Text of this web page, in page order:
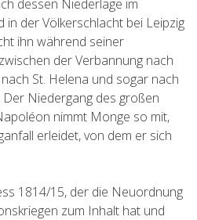
dessen Niederlage im
in der Völkerschlacht bei Leipzig
ihn während seiner
der Verbannung nach
St. Helena und sogar nach
Niedergang des großen
nimmt Monge so mit,
erleidet, von dem er sich
1814/15, der die Neuordnung
zum Inhalt hat und